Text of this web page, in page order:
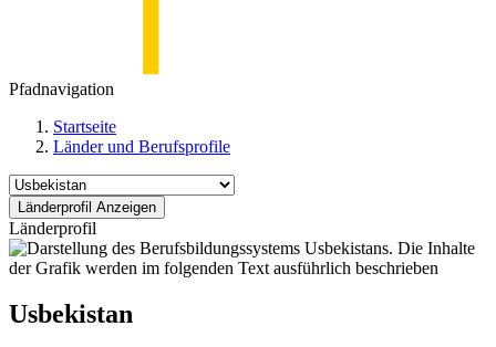
Pfadnavigation
Startseite
Länder und Berufsprofile
Länderprofil
Usbekistan